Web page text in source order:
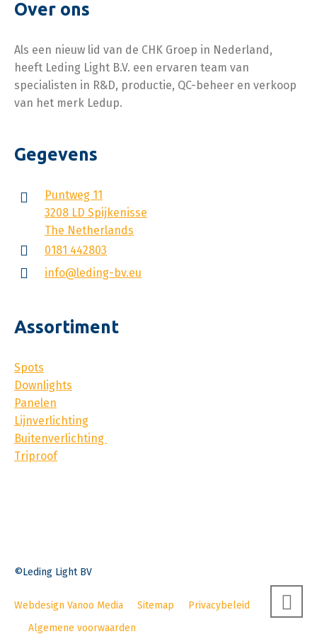
Over ons
Als een nieuw lid van de CHK Groep in Nederland,
heeft Leding Light B.V. een ervaren team van
specialisten in R&D, productie, QC-beheer en verkoop
van het merk Ledup.
Gegevens
Puntweg 11
3208 LD Spijkenisse
The Netherlands
0181 442803
info@leding-bv.eu
Assortiment
Spots
Downlights
Panelen
Lijnverlichting
Buitenverlichting
Triproof
©Leding Light BV
Webdesign Vanoo Media Sitemap
Privacybeleid
Algemene voorwaarden